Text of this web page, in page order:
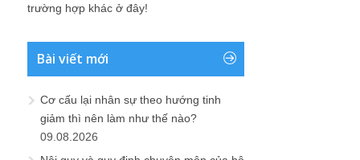
trường hợp khác ở đây!
Bài viết mới
Cơ cấu lại nhân sự theo hướng tinh
giảm thì nên làm như thế nào?
09.08.2026